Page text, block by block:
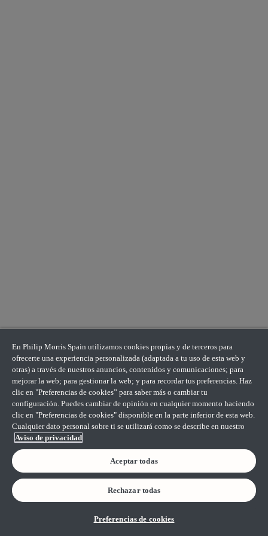
En Philip Morris Spain utilizamos cookies propias y de terceros para
ofrecerte una experiencia personalizada (adaptada a tu uso de esta web y
otras) a través de nuestros anuncios, contenidos y comunicaciones; para
mejorar la web; para gestionar la web; y para recordar tus preferencias. Haz
clic en "Preferencias de cookies” para saber más o cambiar tu
configuración. Puedes cambiar de opinión en cualquier momento haciendo
clic en "Preferencias de cookies" disponible en la parte inferior de esta web.
Cualquier dato personal sobre ti se utilizará como se describe en nuestro
Aviso de privacidad
Aceptar todas
Rechazar todas
Preferencias de cookies